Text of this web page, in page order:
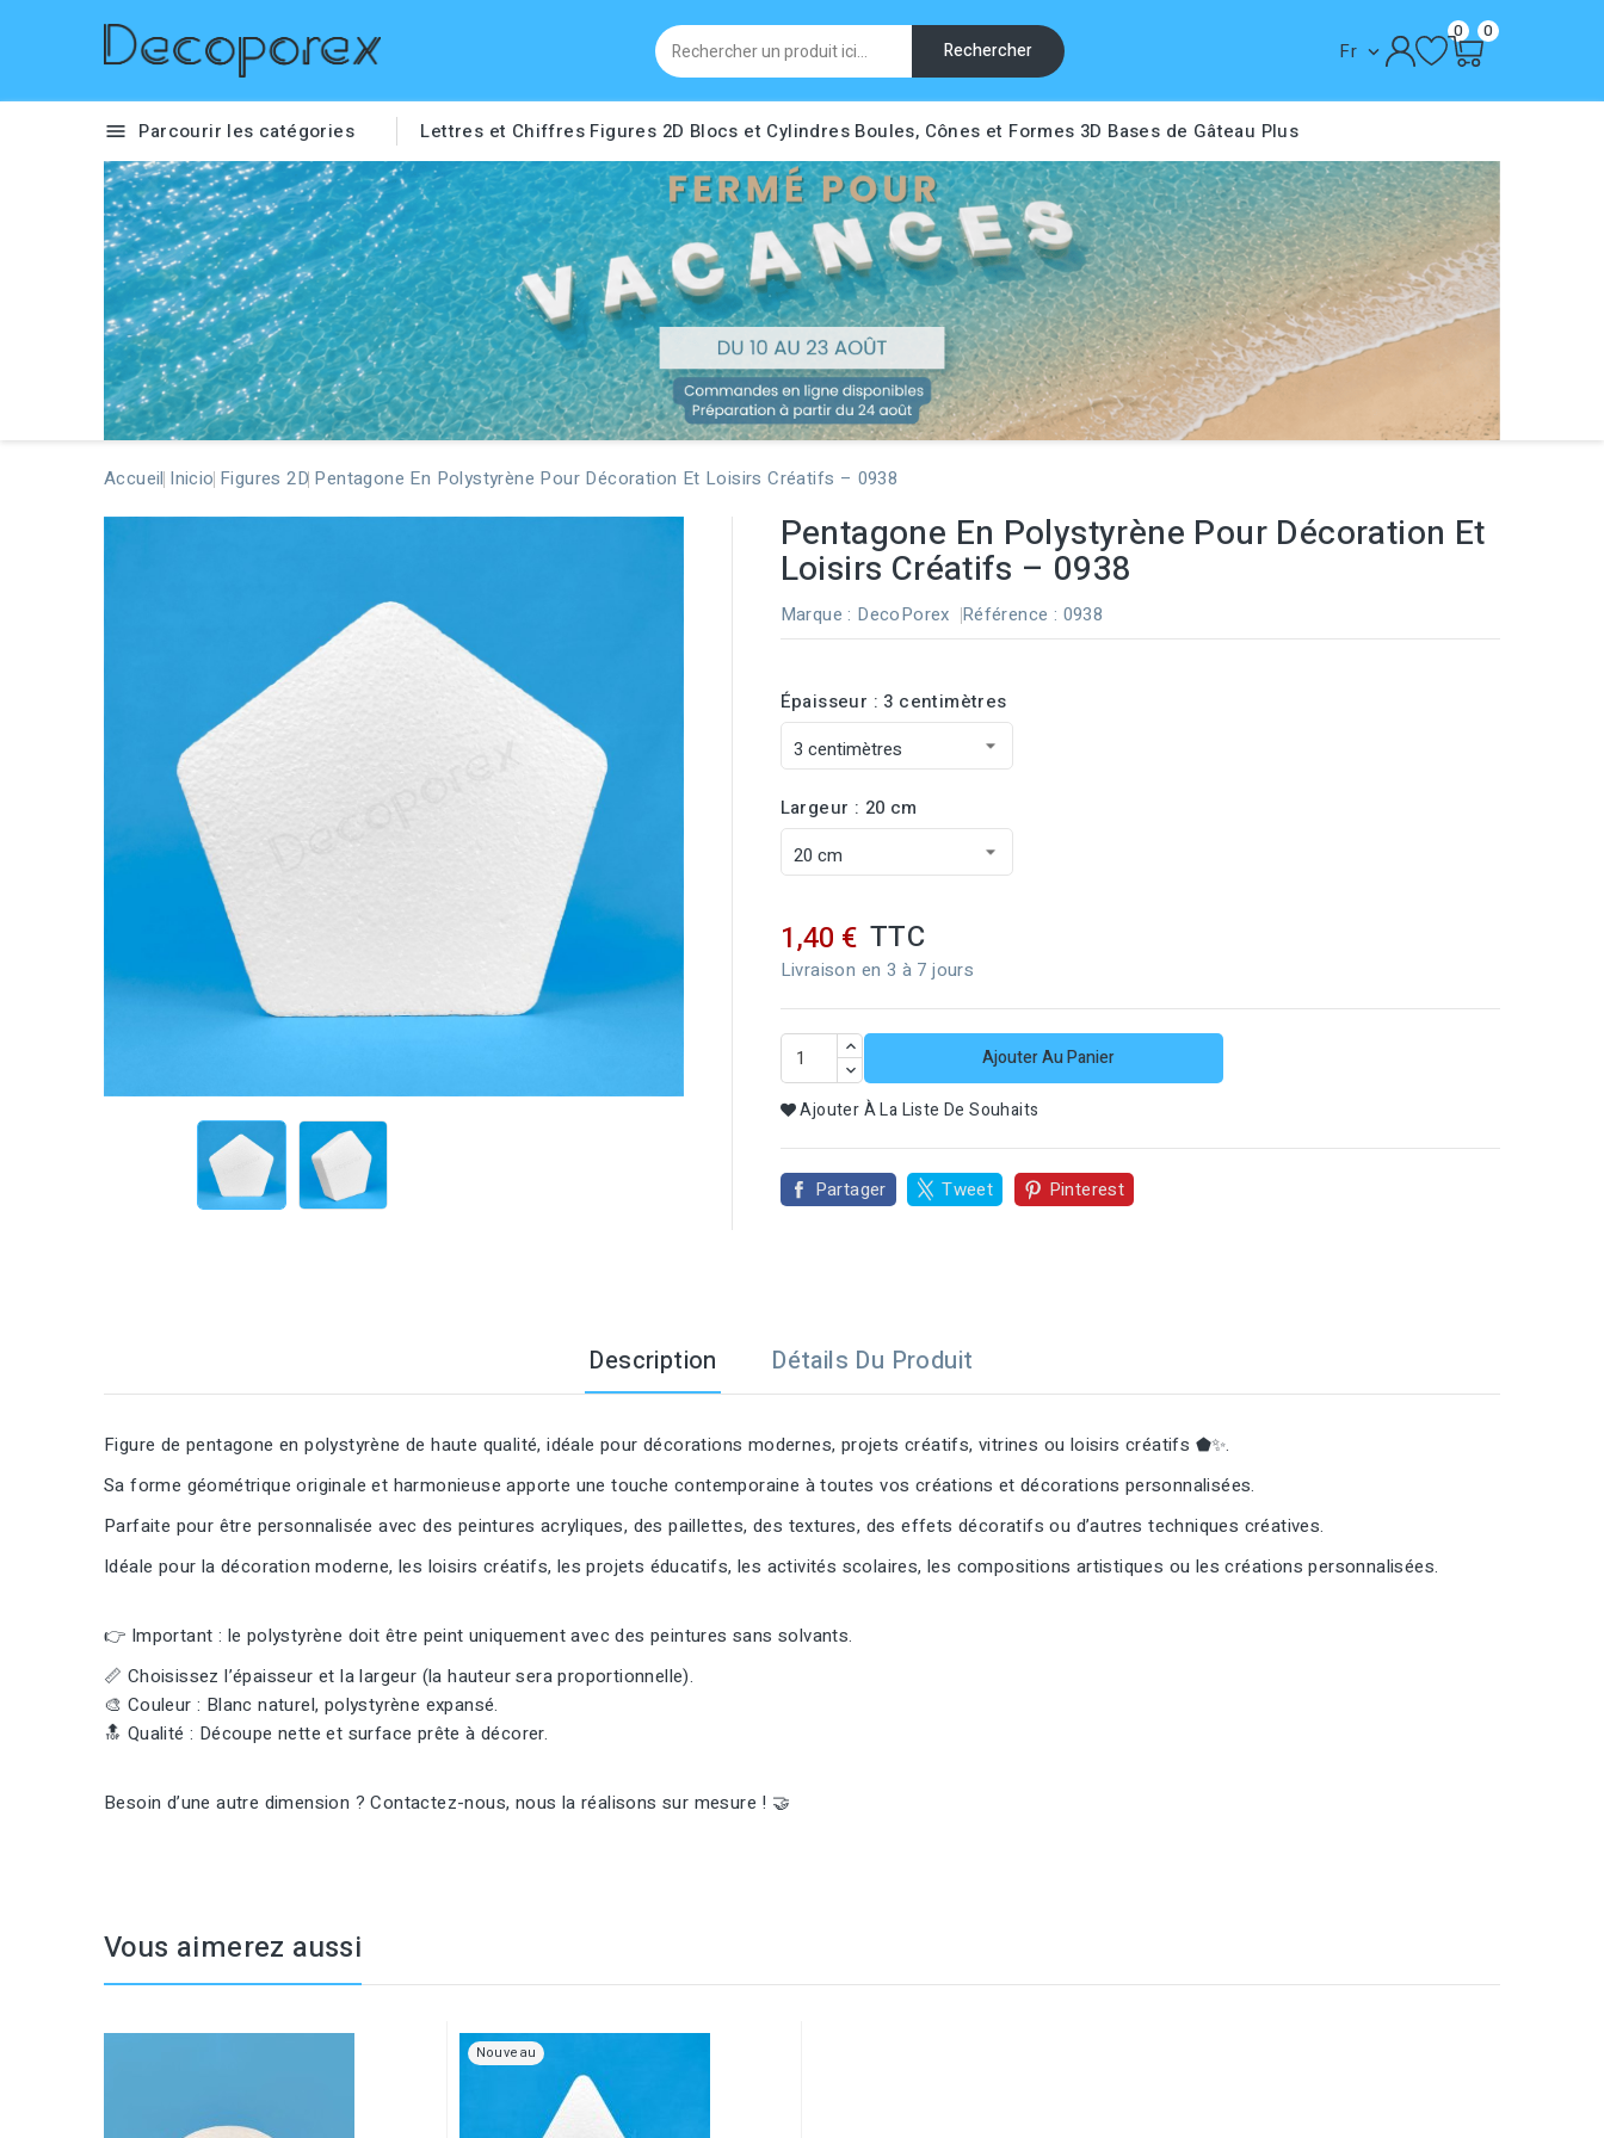
Rechercher Fr 
0 0
 Parcourir les catégories Lettres et Chiffres Figures 2D Blocs et Cylindres Boules, Cônes et Formes 3D Bases de Gâteau Plus
Accueil Inicio Figures 2D Pentagone En Polystyrène Pour Décoration Et Loisirs Créatifs – 0938
Pentagone En Polystyrène Pour Décoration Et
Loisirs Créatifs – 0938
Marque : DecoPorex Référence : 0938
Épaisseur : 3 centimètres
Largeur : 20 cm
1,40 € TTC
Livraison en 3 à 7 jours
Ajouter Au Panier
Ajouter À La Liste De Souhaits
Partager Tweet Pinterest
Description Détails Du Produit
Figure de pentagone en polystyrène de haute qualité, idéale pour décorations modernes, projets créatifs, vitrines ou loisirs créatifs ⬟✨.
Sa forme géométrique originale et harmonieuse apporte une touche contemporaine à toutes vos créations et décorations personnalisées.
Parfaite pour être personnalisée avec des peintures acryliques, des paillettes, des textures, des effets décoratifs ou d’autres techniques créatives.
Idéale pour la décoration moderne, les loisirs créatifs, les projets éducatifs, les activités scolaires, les compositions artistiques ou les créations personnalisées.
👉 Important : le polystyrène doit être peint uniquement avec des peintures sans solvants.
📏 Choisissez l’épaisseur et la largeur (la hauteur sera proportionnelle).
🎨 Couleur : Blanc naturel, polystyrène expansé.
🔝 Qualité : Découpe nette et surface prête à décorer.
Besoin d’une autre dimension ? Contactez-nous, nous la réalisons sur mesure ! 🤝
Vous aimerez aussi
Nouveau